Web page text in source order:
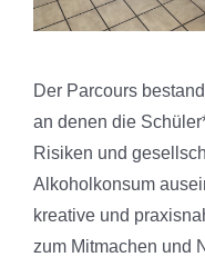
Der Parcours
an denen die
Risiken und
Alkoholkonsum
kreative und
zum Mitmachen und